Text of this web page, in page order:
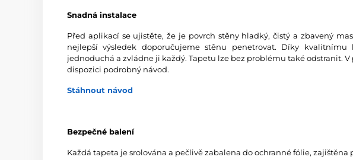
Snadná instalace
Před aplikací se ujistěte, že je povrch stěny hladký, čistý a zbavený
nejlepší výsledek doporučujeme stěnu penetrovat. Díky
jednoduchá a zvládne ji každý. Tapetu lze bez problému také odstranit.
dispozici podrobný návod.
Stáhnout návod
Bezpečné balení
Každá tapeta je srolována a pečlivě zabalena do ochranné fólie,